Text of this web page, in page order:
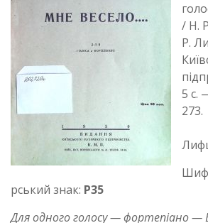
/ Н.
Р.
5 с.
273.
рський знак: Р35
Для одного голосу — фортепіано —